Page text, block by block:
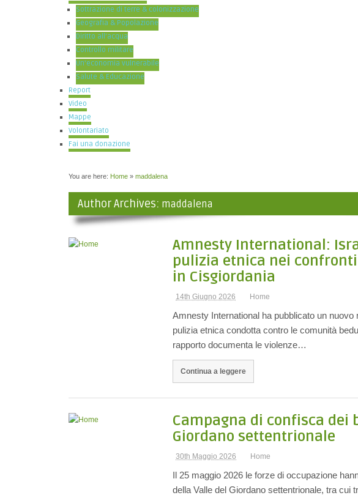
Sottrazione di terre & colonizzazione
Geografia & Popolazione
Diritto all’acqua
Controllo militare
Un’economia vulnerabile
Salute & Educazione
Report
Video
Mappe
Volontariato
Fai una donazione
You are here: Home » maddalena
Author Archives: maddalena
Amnesty International:
pulizia etnica nei
in Cisgiordania
14th Giugno 2026 Home
Amnesty International ha pubblicato un
pulizia etnica condotta contro le comunità
rapporto documenta le violenze…
Continua a leggere
Campagna di confisca dei
Giordano settentrionale
30th Maggio 2026 Home
Il 25 maggio 2026 le forze di occupazione
della Valle del Giordano settentrionale, tra cui